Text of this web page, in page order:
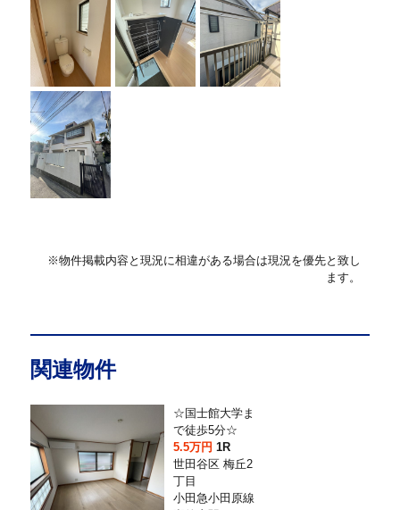
※物件掲載内容と現況に相違がある場合は現況を優先と致し
ます。
関連物件
☆国士館大学ま
で徒歩5分☆
5.5万円1R
世田谷区 梅丘2
丁目
小田急小田原線